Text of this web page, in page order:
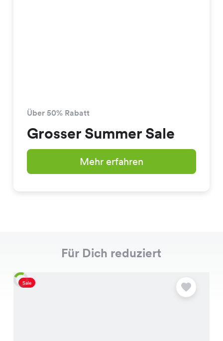
Über 50% Rabatt
Grosser Summer Sale
Mehr erfahren
Für Dich reduziert
Sale